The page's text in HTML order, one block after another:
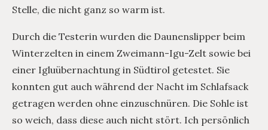
Stelle, die nicht ganz so warm ist.
Durch die Testerin wurden die Daunenslipper beim
Winterzelten in einem Zweimann-Igu-Zelt sowie bei
einer Igluübernachtung in Südtirol getestet. Sie
konnten gut auch während der Nacht im Schlafsack
getragen werden ohne einzuschnüren. Die Sohle ist
so weich, dass diese auch nicht stört. Ich persönlich